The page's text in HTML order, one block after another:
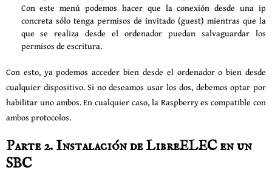
Con este menú podemos hacer que la conexión desde una ip
concreta sólo tenga permisos de invitado (guest) mientras que la
que se realiza desde el ordenador puedan salvaguardar los
permisos de escritura.
Con esto, ya podemos acceder bien desde el ordenador o bien desde
cualquier dispositivo. Si no deseamos usar los dos, debemos optar por
habilitar uno ambos. En cualquier caso, la Raspberry es compatible con
ambos protocolos.
Parte 2. Instalación de LibreELEC en un
SBC